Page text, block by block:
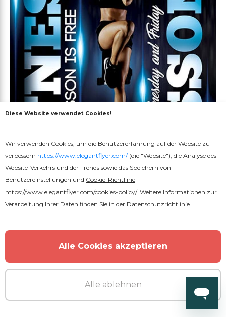
Kostenlos
Diese Website verwendet Cookies!
Wir verwenden Cookies, um die Benutzererfahrung auf der Website zu
verbessern https://www.elegantflyer.com/(die "Website"), die Analyse des
Website-Verkehrs und der Trends sowie das Speichern von
Benutzereinstellungen und Cookie-Richtlinie
https://www.elegantflyer.com/cookies-policy/. Weitere Informationen zur
Verarbeitung Ihrer Daten finden Sie in der Datenschutzrichtlinie
Alle Cookies akzeptieren
Alle ablehnen